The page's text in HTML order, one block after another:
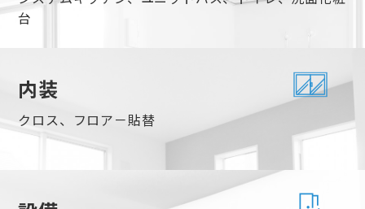
台
内装
クロス、フロア－貼替